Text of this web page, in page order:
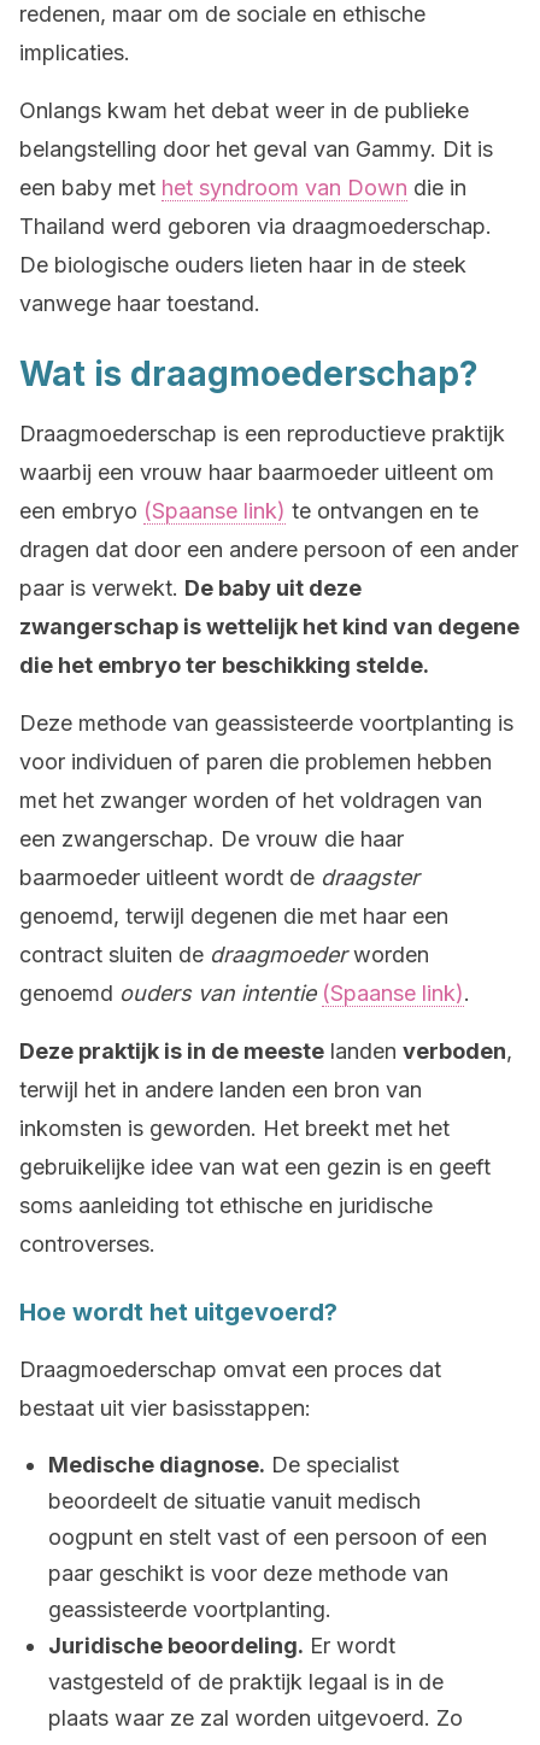
redenen, maar om de sociale en ethische
implicaties.
Onlangs kwam het debat weer in de publieke
belangstelling door het geval van Gammy. Dit is
een baby met het syndroom van Down die in
Thailand werd geboren via draagmoederschap.
De biologische ouders lieten haar in de steek
vanwege haar toestand.
Wat is draagmoederschap?
Draagmoederschap is een reproductieve praktijk
waarbij een vrouw haar baarmoeder uitleent om
een embryo (Spaanse link) te ontvangen en te
dragen dat door een andere persoon of een ander
paar is verwekt. De baby uit deze
zwangerschap is wettelijk het kind van degene
die het embryo ter beschikking stelde.
Deze methode van geassisteerde voortplanting is
voor individuen of paren die problemen hebben
met het zwanger worden of het voldragen van
een zwangerschap. De vrouw die haar
baarmoeder uitleent wordt de draagster
genoemd, terwijl degenen die met haar een
contract sluiten de draagmoederworden
genoemd ouders van intentie (Spaanse link).
Deze praktijk is in de meeste landen verboden,
terwijl het in andere landen een bron van
inkomsten is geworden. Het breekt met het
gebruikelijke idee van wat een gezin is en geeft
soms aanleiding tot ethische en juridische
controverses.
Hoe wordt het uitgevoerd?
Draagmoederschap omvat een proces dat
bestaat uit vier basisstappen:
Medische diagnose. De specialist
beoordeelt de situatie vanuit medisch
oogpunt en stelt vast of een persoon of een
paar geschikt is voor deze methode van
geassisteerde voortplanting.
Juridische beoordeling. Er wordt
vastgesteld of de praktijk legaal is in de
plaats waar ze zal worden uitgevoerd. Zo